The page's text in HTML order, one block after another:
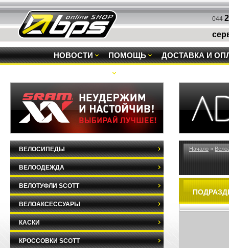
044
НОВОСТИ ПОМОЩЬ ДОСТАВКА И
Начало »
ВЕЛОСИПЕДЫ
ВЕЛООДЕЖДА
ВЕЛОТУФЛИ SCOTT
ВЕЛОАКСЕССУАРЫ
КАСКИ
КРОССОВКИ SCOTT